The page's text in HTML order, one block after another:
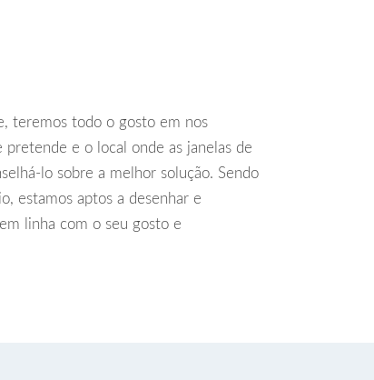
teremos todo o gosto em nos
pretende e o local onde as janelas de
lo sobre a melhor solução. Sendo
estamos aptos a desenhar e
linha com o seu gosto e